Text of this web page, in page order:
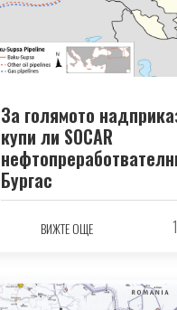
За голямото
купи ли SOCAR
Бургас
ВИЖТЕ ОЩЕ